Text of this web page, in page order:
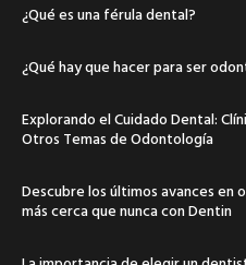
¿Qué es una férula dental?
¿Qué hay que hacer para ser
Explorando el Cuidado Dental:
Otros Temas de Odontología
Descubre los últimos avances en
más cerca que nunca con Dentin